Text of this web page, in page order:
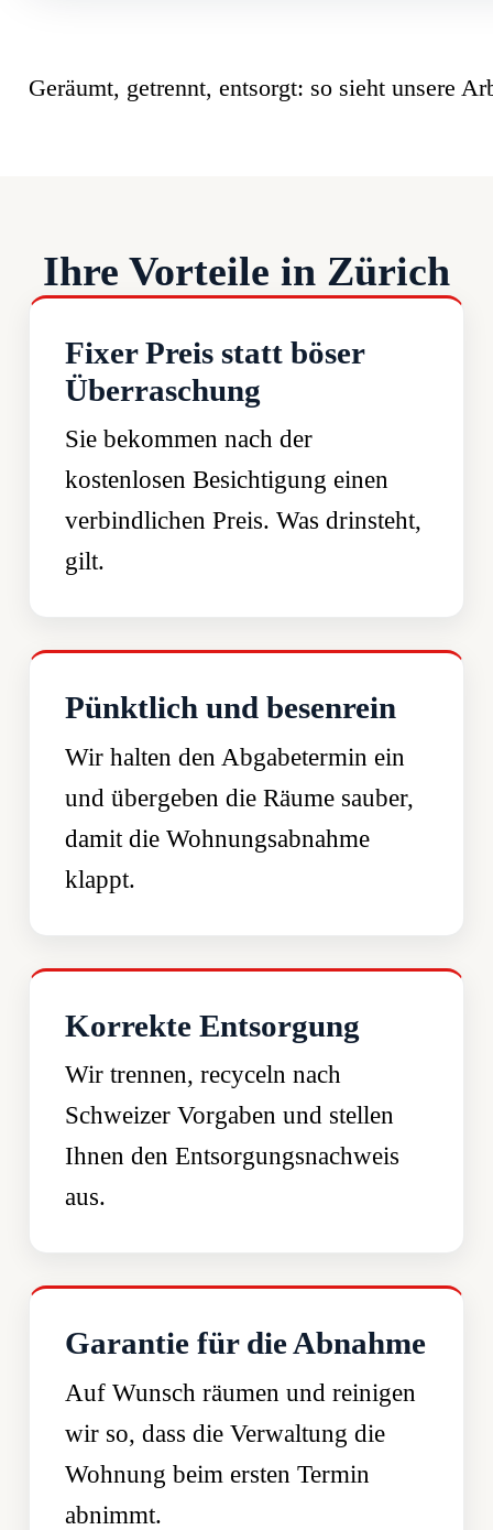
Geräumt, getrennt, entsorgt: so sieht unsere
Ihre Vorteile in Zürich
Fixer Preis statt böser
Überraschung
Sie bekommen nach der
kostenlosen Besichtigung einen
verbindlichen Preis. Was drinsteht,
gilt.
Pünktlich und besenrein
Wir halten den Abgabetermin ein
und übergeben die Räume sauber,
damit die Wohnungsabnahme
klappt.
Korrekte Entsorgung
Wir trennen, recyceln nach
Schweizer Vorgaben und stellen
Ihnen den Entsorgungsnachweis
aus.
Garantie für die Abnahme
Auf Wunsch räumen und reinigen
wir so, dass die Verwaltung die
Wohnung beim ersten Termin
abnimmt.